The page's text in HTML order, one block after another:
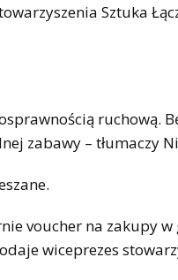
Sztuka
ruchową.
zabawy – tłumaczy
voucher na zakupy
wiceprezes